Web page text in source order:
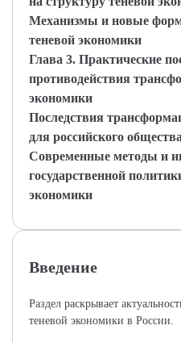
Механизмы и новые
теневой экономики
Глава 3. Практические
противодействия
экономики
Последствия
для российского
Современные методы и
государственной
экономики
Введение
Раздел раскрывает
теневой экономики в России.